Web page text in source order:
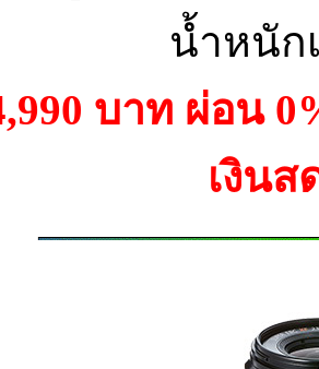
น้ำหนัก
บาท ผ่อน
เงินส